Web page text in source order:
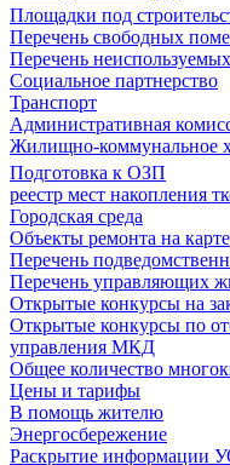
Площадки под
Перечень свободных
Перечень
Социальное партнерство
Транспорт
Административная
Жилищно-коммунальное
Подготовка к ОЗП
реестр мест накопления
Городская среда
Объекты ремонта на карте
Перечень
Перечень управляющих
Открытые конкурсы на
Открытые конкурсы по
управления МКД
Общее количество
Цены и тарифы
В помощь жителю
Энергосбережение
Раскрытие